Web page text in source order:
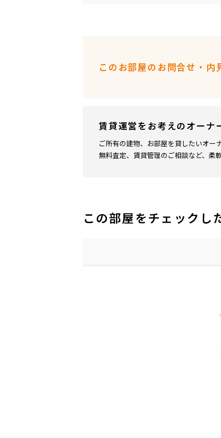
このお部屋のお問合せ・内
賃貸運営をお考えのオーナ
ご所有の建物、お部屋を貸したいオー
無料査定、賃貸管理のご相談など、柔
この部屋をチェックし